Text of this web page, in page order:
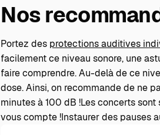
Nos
Portez des protections auditives
facilement ce niveau sonore, une
faire comprendre. Au-delà de ce
dose. Ainsi, on recommande de ne
minutes à 100 dB !Les concerts
vous compte !Instaurer des pauses